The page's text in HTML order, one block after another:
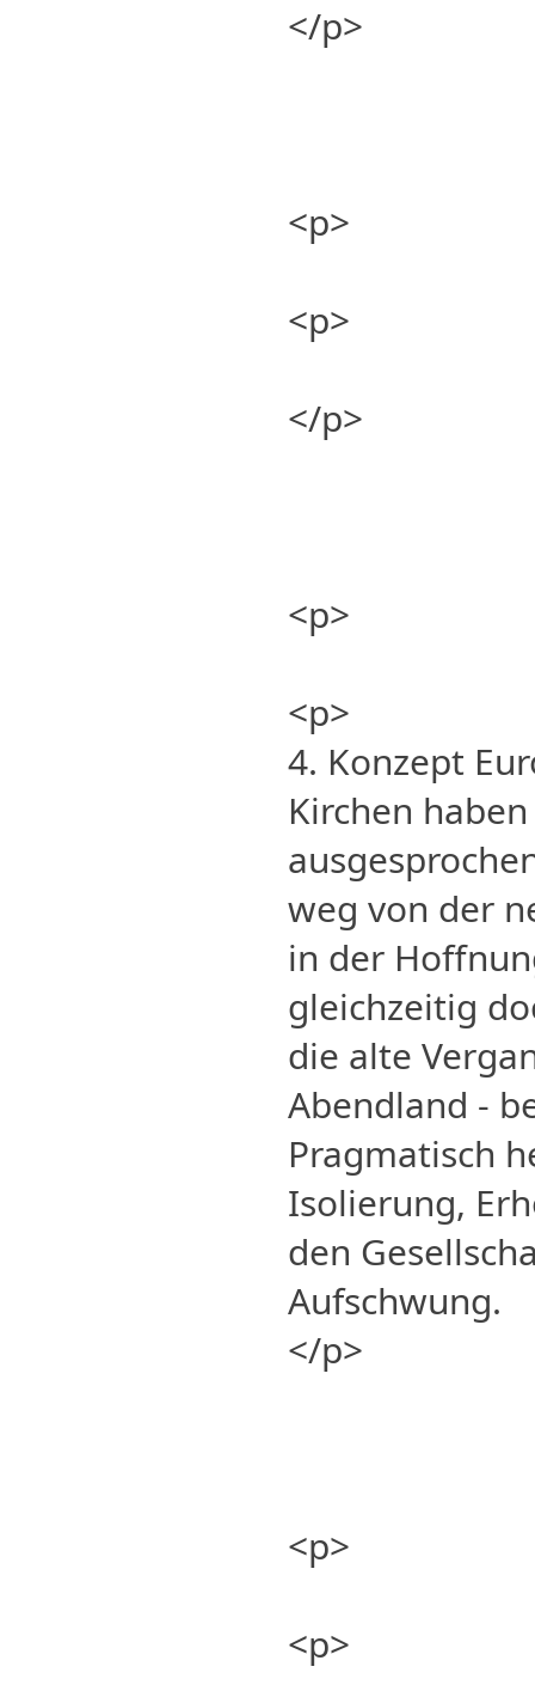
</p>
<p>
<p>
</p>
<p>
<p>
4. Konzept
Kirchen
weg von der
in der
gleichzeitig
die alte
Abendland -
Pragmatisch
Isolierung,
den
Aufschwung.
</p>
<p>
<p>